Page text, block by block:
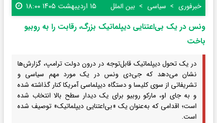
خبرفوری سیاسی بین الملل ۱۵ اردیبهشت ۱۴۰۵ ۱۸:۰۰
ونس در یک بی‌اعتنایی دیپلماتیک بزرگ، رقابت را به روبیو
باخت
در یک تحول دیپلماتیک قابل‌توجه در درون دولت ترامپ، گزارش‌ها
نشان می‌دهد که جی‌دی ونس در یک مورد مهم سیاسی و
تشریفاتی از سوی کلیسا و دستگاه دیپلماسی آمریکا کنار گذاشته شده
و به جای او، مارکو روبیو برای یک دیدار سطح بالا انتخاب شده
است؛ اقدامی که به‌عنوان یک «بی‌اعتنایی دیپلماتیک» توصیف شده
است.